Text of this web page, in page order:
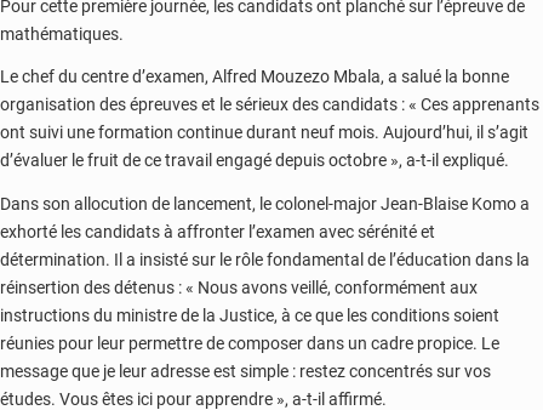
Pour cette première journée, les candidats ont planché sur l’épreuve de
mathématiques.
Le chef du centre d’examen, Alfred Mouzezo Mbala, a salué la bonne
organisation des épreuves et le sérieux des candidats : « Ces apprenants
ont suivi une formation continue durant neuf mois. Aujourd’hui, il s’agit
d’évaluer le fruit de ce travail engagé depuis octobre », a-t-il expliqué.
Dans son allocution de lancement, le colonel-major Jean-Blaise Komo a
exhorté les candidats à affronter l’examen avec sérénité et
détermination. Il a insisté sur le rôle fondamental de l’éducation dans la
réinsertion des détenus : « Nous avons veillé, conformément aux
instructions du ministre de la Justice, à ce que les conditions soient
réunies pour leur permettre de composer dans un cadre propice. Le
message que je leur adresse est simple : restez concentrés sur vos
études. Vous êtes ici pour apprendre », a-t-il affirmé.